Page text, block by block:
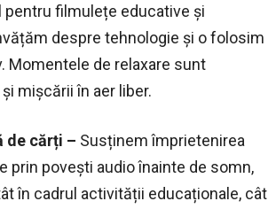
filmulețe educative și
despre tehnologie și o folosim
Momentele de relaxare sunt
mișcării în aer liber.
de cărți – Susținem împrietenirea
prin povești audio înainte de somn,
în cadrul activității educaționale, cât